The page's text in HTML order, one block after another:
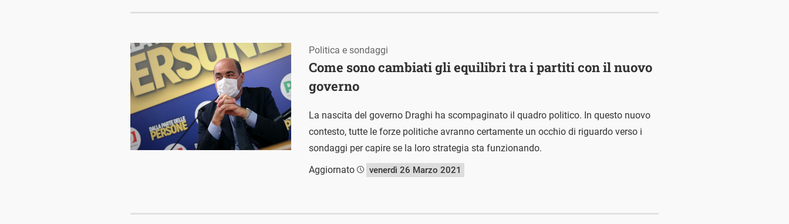
Come sono cambiati gli equilibri tra i partiti con il nuovo
governo
Politica e sondaggi
La nascita del governo Draghi ha scompaginato il quadro politico. In questo nuovo
contesto, tutte le forze politiche avranno certamente un occhio di riguardo verso i
sondaggi per capire se la loro strategia sta funzionando.
Aggiornato
venerdì 26 Marzo 2021